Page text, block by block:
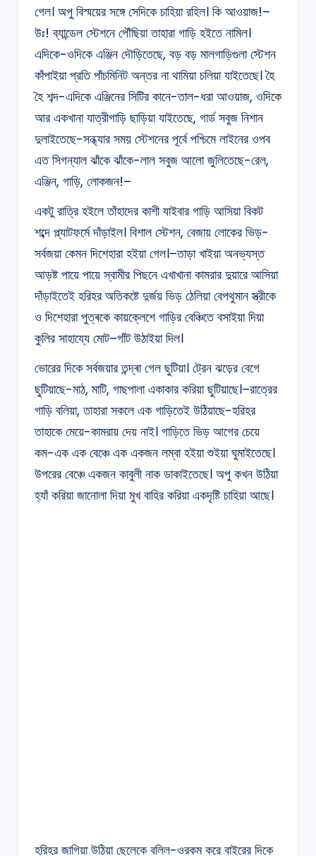
গেল। অপু বিস্ময়ের সঙ্গে সেদিকে চাহিয়া রহিল। কি আওয়াজ!–
উঃ! ব্যান্ডেল স্টেশনে পৌঁছিয়া তাহারা গাড়ি হইতে নামিল।
এদিকে-ওদিকে এঞ্জিন দৌড়িতেছে, বড় বড় মালগাড়িগুলা স্টেশন
কাঁপাইয়া প্রতি পাঁচমিনিট অন্তর না থামিয়া চলিয়া যাইতেছে। হৈ
হৈ শব্দ-এদিকে এঞ্জিনের সিটির কানে-তাল-ধরা আওয়াজ, ওদিকে
আর একখানা যাত্রীগাড়ি ছাড়িয়া যাইতেছে, গার্ড সবুজ নিশান
দুলাইতেছে-সন্ধ্যার সময় স্টেশনের পূর্বে পশ্চিমে লাইনের ওপব
এত সিগন্যাল ঝাঁকে ঝাঁকে-লাল সবুজ আলো জুলিতেছে-রেল,
এঞ্জিন, গাড়ি, লোকজন!–
একটু রাত্রি হইলে তাঁহাদের কাশী যাইবার গাড়ি আসিয়া বিকট
শব্দে প্ল্যাটফর্মে দাঁড়াইল। বিশাল স্টেশন, বেজায় লোকের ভিড়-
সর্বজয়া কেমন দিশেহারা হইয়া গেল।–তাড়া খাইয়া অনভ্যস্ত
আড়ষ্ট পায়ে পায়ে স্বামীর পিছনে এখাখানা কামরার দুয়ারে আসিয়া
দাঁড়াইতেই হরিহর অতিকষ্টে দুর্জয় ভিড় ঠেলিয়া বেপথুমান স্ত্রীকে
ও দিশেহারা পুত্ৰকে কায়ক্লেশে গাড়ির বেঞ্চিতে বসাইয়া দিয়া
কুলির সাহায্যে মোট–গাঁট উঠাইয়া দিল।
ভোরের দিকে সর্বজয়ার তন্দ্ৰা গেল ছুটিয়া। ট্রেন ঝড়ের বেগে
ছুটিয়াছে-মাঠ, মাটি, গাছপালা একাকার করিয়া ছুটিয়াছে।–রাত্রের
গাড়ি বলিয়া, তাহারা সকলে এক গাড়িতেই উঠিয়াছে-হরিহর
তাহাকে মেয়ে-কামরায় দেয় নাই। গাড়িতে ভিড় আগের চেয়ে
কম-এক এক বেঞ্চে এক একজন লম্বা হইয়া শুইয়া ঘুমাইতেছে।
উপরের বেঞ্চে একজন কাবুলী নাক ডাকাইতেছে। অপু কখন উঠিয়া
হ্যাঁ করিয়া জানোলা দিয়া মুখ বাহির করিয়া একদৃষ্টি চাহিয়া আছে।
হরিহর জাগিয়া উঠিয়া ছেলেকে বলিল-ওরকম করে বাইরের দিকে